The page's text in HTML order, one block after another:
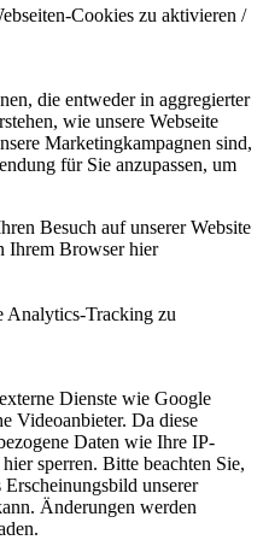
Cookies zu aktivieren /
die entweder in aggregierter
wie unsere Webseite
Marketingkampagnen sind,
für Sie anzupassen, um
Besuch auf unserer Website
Ihrem Browser hier
Analytics-Tracking zu
Dienste wie Google
Videoanbieter. Da diese
Daten wie Ihre IP-
sperren. Bitte beachten Sie,
unserer
Änderungen werden